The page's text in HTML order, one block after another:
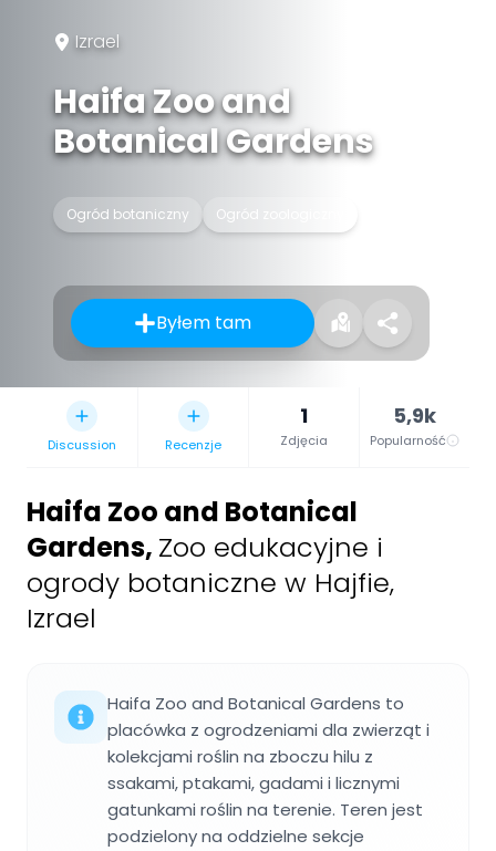
Izrael
Haifa Zoo and
Botanical Gardens
Ogród botaniczny Ogród zoologiczny
Byłem tam
Discussion Recenzje
1
Zdjęcia
5,9k
Popularność
Haifa Zoo and Botanical
Gardens, Zoo edukacyjne i
ogrody botaniczne w Hajfie,
Izrael
Haifa Zoo and Botanical Gardens to
placówka z ogrodzeniami dla zwierząt i
kolekcjami roślin na zboczu hilu z
ssakami, ptakami, gadami i licznymi
gatunkami roślin na terenie. Teren jest
podzielony na oddzielne sekcje